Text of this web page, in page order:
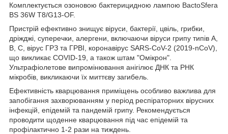
Комплектується озоновою бактерицидною лампою BactoSfera
BS 36W T8/G13-OF.
Пристрій ефективно знищує віруси, бактерії, цвіль, грибки,
дріжджі, суперечки, алергени, включаючи віруси грипу типів A,
B, C, вірус ГРЗ та ГРВІ, коронавірус SARS-CoV-2 (2019-nCoV),
що викликає COVID-19, а також штам "Омікрон".
Ультрафіолетове випромінювання анігілює ДНК та РНК
мікробів, викликаючи їх миттєву загибель.
Ефективність кварцювання приміщень особливо важлива для
запобігання захворюванням у період респіраторних вірусних
інфекцій, епідемій та пандемій грипу. Рекомендується
проводити щоденне кварцювання під час епідемій та
профілактично 1-2 рази на тиждень.